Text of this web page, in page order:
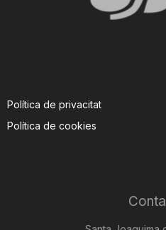
Política de privacitat
Política de cookies